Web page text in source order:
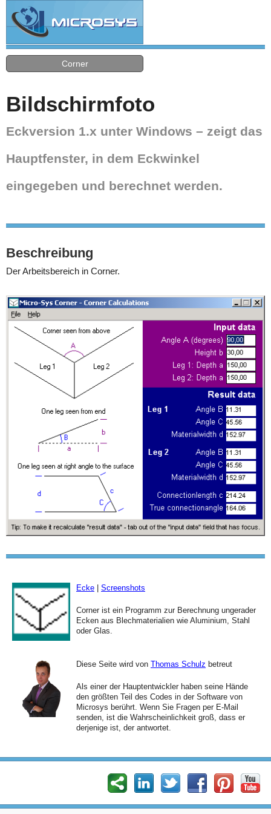
Corner
Bildschirmfoto
Eckversion 1.x unter Windows – zeigt das
Hauptfenster, in dem Eckwinkel
eingegeben und berechnet werden.
Beschreibung
Der Arbeitsbereich in Corner.
Ecke Screenshots
Corner ist ein Programm zur Berechnung ungerader
Ecken aus Blechmaterialien wie Aluminium, Stahl
oder Glas.
Diese Seite wird von Thomas Schulz betreut
Als einer der Hauptentwickler haben seine Hände
den größten Teil des Codes in der Software von
Microsys berührt. Wenn Sie Fragen per E-Mail
senden, ist die Wahrscheinlichkeit groß, dass er
derjenige ist, der antwortet.